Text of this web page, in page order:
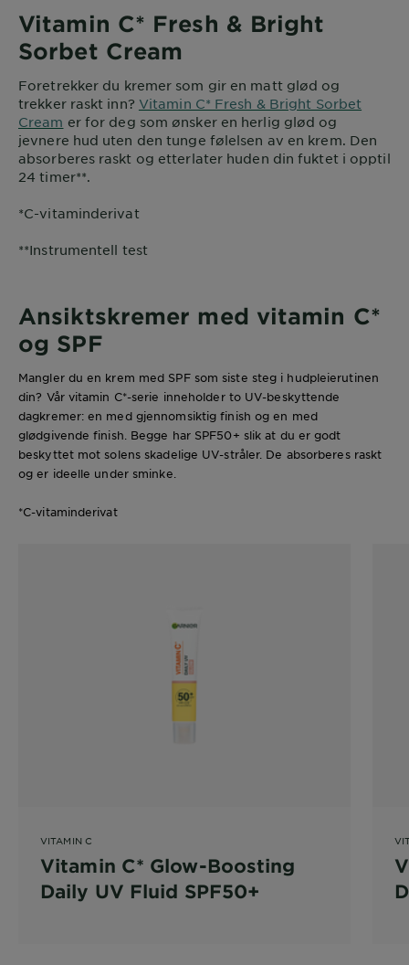
Vitamin C* Fresh & Bright
Sorbet Cream
Foretrekker du kremer som gir en matt glød og
trekker raskt inn? Vitamin C* Fresh & Bright Sorbet
Cream er for deg som ønsker en herlig glød og
jevnere hud uten den tunge følelsen av en krem. Den
absorberes raskt og etterlater huden din fuktet i opptil
24 timer**.
*C-vitaminderivat
**Instrumentell test
Ansiktskremer med vitamin C*
og SPF
Mangler du en krem med SPF som siste steg i hudpleierutinen
din? Vår vitamin C*-serie inneholder to UV-beskyttende
dagkremer: en med gjennomsiktig finish og en med
glødgivende finish. Begge har SPF50+ slik at du er godt
beskyttet mot solens skadelige UV-stråler. De absorberes raskt
og er ideelle under sminke.
*C-vitaminderivat
VITAMIN C
Vitamin C* Glow-Boosting
Daily UV Fluid SPF50+